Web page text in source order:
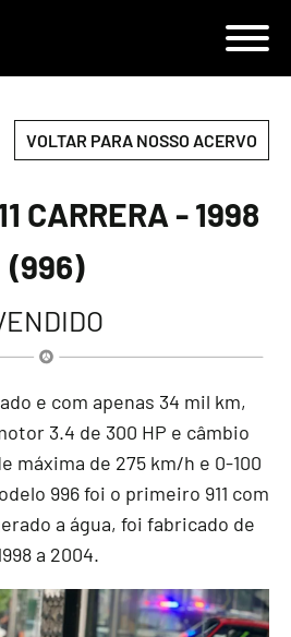
VOLTAR PARA NOSSO ACERVO
CARRERA - 1998
(996)
e com apenas 34 mil km,
3.4 de 300 HP e câmbio
máxima de 275 km/h e 0-100
996 foi o primeiro 911 com
a água, foi fabricado de
a 2004.